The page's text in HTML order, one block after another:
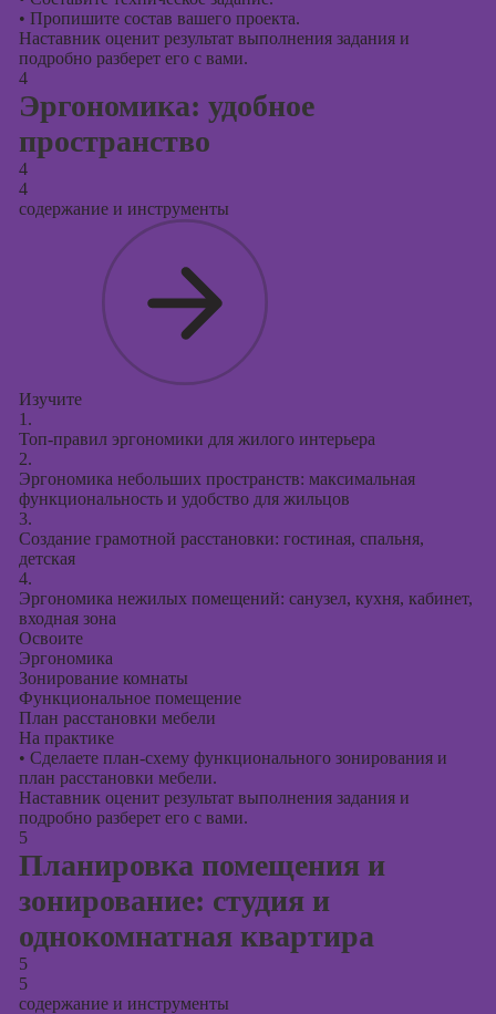
• Пропишите состав вашего проекта.
Наставник оценит результат выполнения задания и
подробно разберет его с вами.
4
Эргономика: удобное
пространство
4
4
содержание и инструменты
Изучите
1.
Топ-правил эргономики для жилого интерьера
2.
Эргономика небольших пространств: максимальная
функциональность и удобство для жильцов
3.
Создание грамотной расстановки: гостиная, спальня,
детская
4.
Эргономика нежилых помещений: санузел, кухня, кабинет,
входная зона
Освоите
Эргономика
Зонирование комнаты
Функциональное помещение
План расстановки мебели
На практике
• Сделаете план-схему функционального зонирования и
план расстановки мебели.
Наставник оценит результат выполнения задания и
подробно разберет его с вами.
5
Планировка помещения и
зонирование: студия и
однокомнатная квартира
5
5
содержание и инструменты